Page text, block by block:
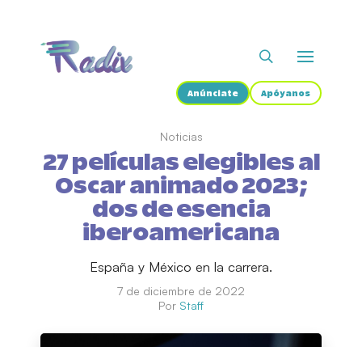
Anúnciate Apóyanos
Noticias
27 películas elegibles al
Oscar animado 2023;
dos de esencia
iberoamericana
España y México en la carrera.
7 de diciembre de 2022
Por Staff